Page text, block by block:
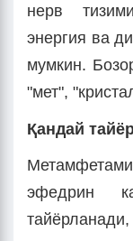
нерв
энергия ва
мумкин.
"мет",
Қандай
эфедрин